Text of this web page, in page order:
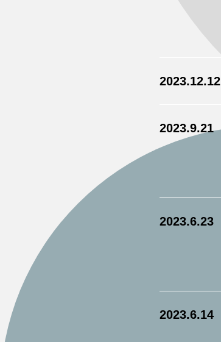
2023.12.12
2023.9.21
2023.6.23
2023.6.14